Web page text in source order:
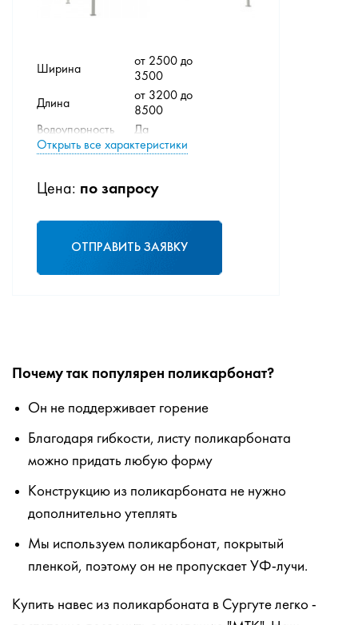
Ширина
от 2500 до
3500
Длина
от 3200 до
8500
Водоупорность
Да
Материал
металл,
Рабочая
температура
-/+60
Цвет
выполняется по вашим
Открыть все характеристики
Цена: по запросу
ОТПРАВИТЬ ЗАЯВКУ
Почему так популярен поликарбонат?
Он не поддерживает горение
Благодаря гибкости, листу поликарбоната
можно придать любую форму
Конструкцию из поликарбоната не нужно
дополнительно утеплять
Мы используем поликарбонат, покрытый
пленкой, поэтому он не пропускает УФ-лучи.
Купить навес из поликарбоната в Сургуте легко -